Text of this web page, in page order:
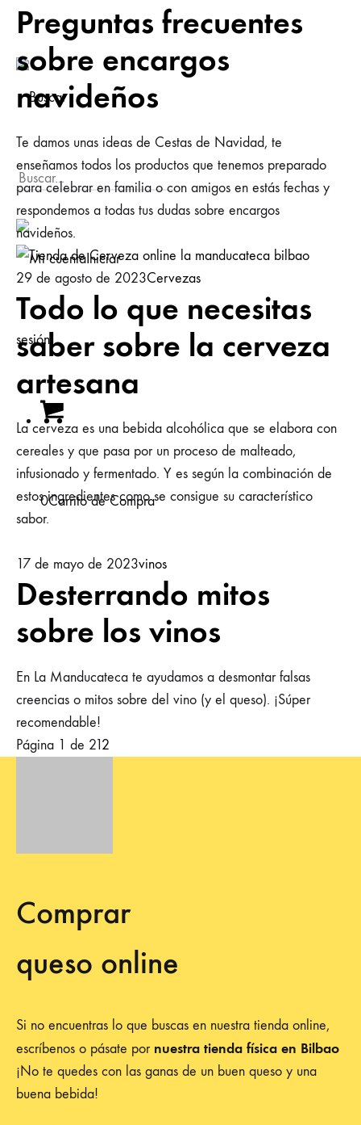
Iniciar
sesión
0Carrito de Compra
Preguntas frecuentes
sobre encargos
navideños
Te damos unas ideas de Cestas de Navidad, te
enseñamos todos los productos que tenemos preparado
para celebrar en familia o con amigos en estás fechas y
respondemos a todas tus dudas sobre encargos
navideños.
29 de agosto de 2023Cervezas
Todo lo que necesitas
saber sobre la cerveza
artesana
La cerveza es una bebida alcohólica que se elabora con
cereales y que pasa por un proceso de malteado,
infusionado y fermentado. Y es según la combinación de
estos ingredientes como se consigue su característico
sabor.
17 de mayo de 2023vinos
Desterrando mitos
sobre los vinos
En La Manducateca te ayudamos a desmontar falsas
creencias o mitos sobre del vino (y el queso). ¡Súper
recomendable!
Página 1 de 212
Comprar
queso online
Si no encuentras lo que buscas en nuestra tienda online,
escríbenos o pásate por nuestra tienda física en Bilbao
¡No te quedes con las ganas de un buen queso y una
buena bebida!